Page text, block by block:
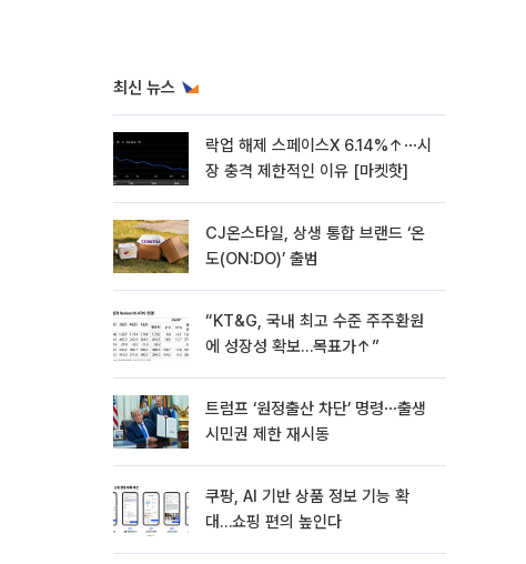
최신 뉴스
락업 해제 스페이스X 6.14%↑⋯시
장 충격 제한적인 이유 [마켓핫]
CJ온스타일, 상생 통합 브랜드 ‘온
도(ON:DO)’ 출범
“KT&G, 국내 최고 수준 주주환원
에 성장성 확보…목표가↑”
트럼프 ‘원정출산 차단’ 명령⋯출생
시민권 제한 재시동
쿠팡, AI 기반 상품 정보 기능 확
대…쇼핑 편의 높인다